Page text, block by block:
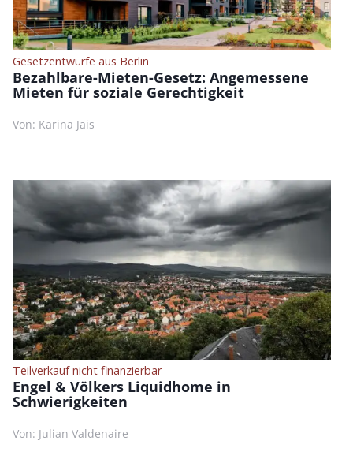
Gesetzentwürfe aus Berlin
Bezahlbare-Mieten-Gesetz: Angemessene
Mieten für soziale Gerechtigkeit
Von: Karina Jais
Teilverkauf nicht finanzierbar
Engel & Völkers Liquidhome in
Schwierigkeiten
Von: Julian Valdenaire